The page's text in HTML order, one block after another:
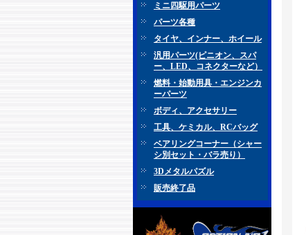
ミニ四駆用パーツ
パーツ各種
タイヤ、インナー、ホイール
汎用パーツ(ピニオン、スパ
ー、LED、コネクターなど）
燃料・始動用具・エンジンカ
ーパーツ
ボディ、アクセサリー
工具、ケミカル、RCバッグ
ベアリングコーナー（シャー
シ別セット・バラ売り）
3Dメタルパズル
販売終了品